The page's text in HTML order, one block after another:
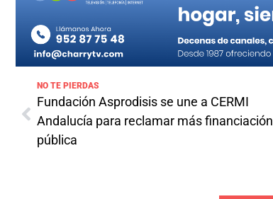
NO TE PIERDAS
Fundación Asprodisis se une a CERMI
Andalucía para reclamar más financiación
pública